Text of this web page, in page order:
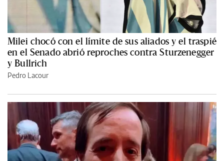
Milei chocó con el límite de sus aliados y el traspié
en el Senado abrió reproches contra Sturzenegger
y Bullrich
Pedro Lacour